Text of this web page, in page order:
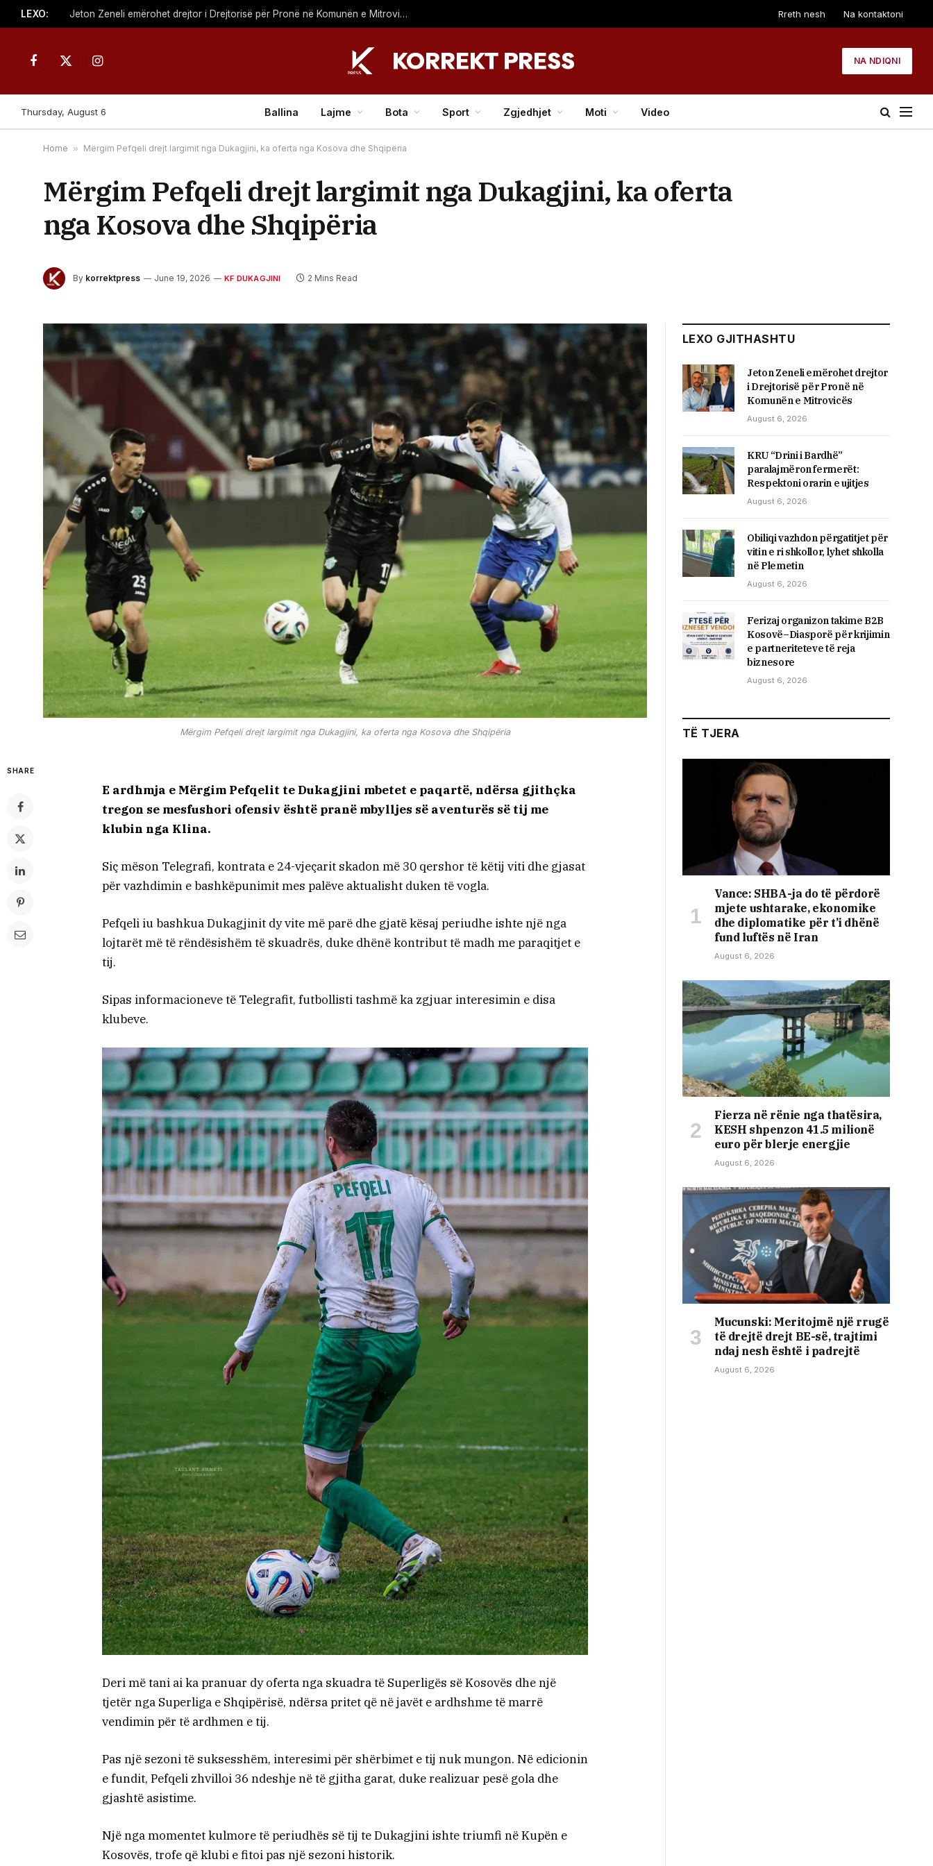
LEXO: Jeton Zeneli emërohet drejtor i Drejtorisë për Pronë në Komunën e Mitrovicës Rreth nesh Na kontaktoni
Facebook
X
Instagram
NA NDIQNI
Thursday, August 6 Ballina Lajme Bota Sport Zgjedhjet Moti Video
Home » Mërgim Pefqeli drejt largimit nga Dukagjini, ka oferta nga Kosova dhe Shqipëria
Mërgim Pefqeli drejt largimit nga Dukagjini, ka oferta
nga Kosova dhe Shqipëria
By korrektpress June 19, 2026 KF DUKAGJINI 2 Mins Read
Mërgim Pefqeli drejt largimit nga Dukagjini, ka oferta nga Kosova dhe Shqipëria
SHARE
E ardhmja e Mërgim Pefqelit te Dukagjini mbetet e paqartë, ndërsa gjithçka
tregon se mesfushori ofensiv është pranë mbylljes së aventurës së tij me
klubin nga Klina.
Siç mëson Telegrafi, kontrata e 24-vjeçarit skadon më 30 qershor të këtij viti dhe gjasat
për vazhdimin e bashkëpunimit mes palëve aktualisht duken të vogla.
Pefqeli iu bashkua Dukagjinit dy vite më parë dhe gjatë kësaj periudhe ishte një nga
lojtarët më të rëndësishëm të skuadrës, duke dhënë kontribut të madh me paraqitjet e
tij.
Sipas informacioneve të Telegrafit, futbollisti tashmë ka zgjuar interesimin e disa
klubeve.
Deri më tani ai ka pranuar dy oferta nga skuadra të Superligës së Kosovës dhe një
tjetër nga Superliga e Shqipërisë, ndërsa pritet që në javët e ardhshme të marrë
vendimin për të ardhmen e tij.
Pas një sezoni të suksesshëm, interesimi për shërbimet e tij nuk mungon. Në edicionin
e fundit, Pefqeli zhvilloi 36 ndeshje në të gjitha garat, duke realizuar pesë gola dhe
gjashtë asistime.
Një nga momentet kulmore të periudhës së tij te Dukagjini ishte triumfi në Kupën e
Kosovës, trofe që klubi e fitoi pas një sezoni historik.
LEXO GJITHASHTU
Jeton Zeneli emërohet drejtor
i Drejtorisë për Pronë në
Komunën e Mitrovicës
August 6, 2026
KRU “Drini i Bardhë”
paralajmëron fermerët:
Respektoni orarin e ujitjes
August 6, 2026
Obiliqi vazhdon përgatitjet për
vitin e ri shkollor, lyhet shkolla
në Plemetin
August 6, 2026
Ferizaj organizon takime B2B
Kosovë–Diasporë për krijimin
e partneriteteve të reja
biznesore
August 6, 2026
TË TJERA
Vance: SHBA-ja do të përdorë
mjete ushtarake, ekonomike
dhe diplomatike për t’i dhënë
fund luftës në Iran
August 6, 2026
Fierza në rënie nga thatësira,
KESH shpenzon 41.5 milionë
euro për blerje energjie
August 6, 2026
Mucunski: Meritojmë një rrugë
të drejtë drejt BE-së, trajtimi
ndaj nesh është i padrejtë
August 6, 2026